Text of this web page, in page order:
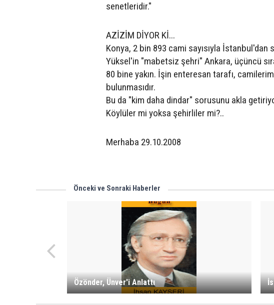
senetleridir."
AZİZİM DİYOR Kİ...
Konya, 2 bin 893 cami sayısıyla
Yüksel'in "mabetsiz şehri" Ankara, üçüncü
80 bine yakın. İşin enteresan tarafı,
bulunmasıdır.
Bu da "kim daha dindar" sorusunu akla
Köylüler mi yoksa şehirliler mi?..
Merhaba 29.10.2008
Önceki ve Sonraki Haberler
Özönder, Ünver'i Anlattı